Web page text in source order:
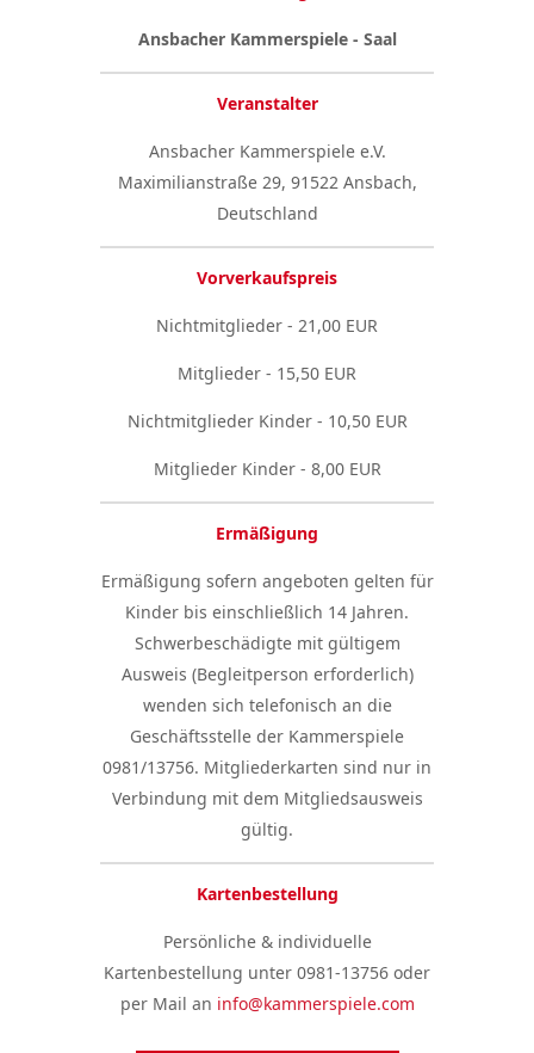
Ansbacher Kammerspiele - Saal
Veranstalter
Ansbacher Kammerspiele e.V.
Maximilianstraße 29, 91522 Ansbach,
Deutschland
Vorverkaufspreis
Nichtmitglieder - 21,00 EUR
Mitglieder - 15,50 EUR
Nichtmitglieder Kinder - 10,50 EUR
Mitglieder Kinder - 8,00 EUR
Ermäßigung
Ermäßigung sofern angeboten gelten für
Kinder bis einschließlich 14 Jahren.
Schwerbeschädigte mit gültigem
Ausweis (Begleitperson erforderlich)
wenden sich telefonisch an die
Geschäftsstelle der Kammerspiele
0981/13756. Mitgliederkarten sind nur in
Verbindung mit dem Mitgliedsausweis
gültig.
Kartenbestellung
Persönliche & individuelle
Kartenbestellung unter 0981-13756 oder
per Mail an info@kammerspiele.com